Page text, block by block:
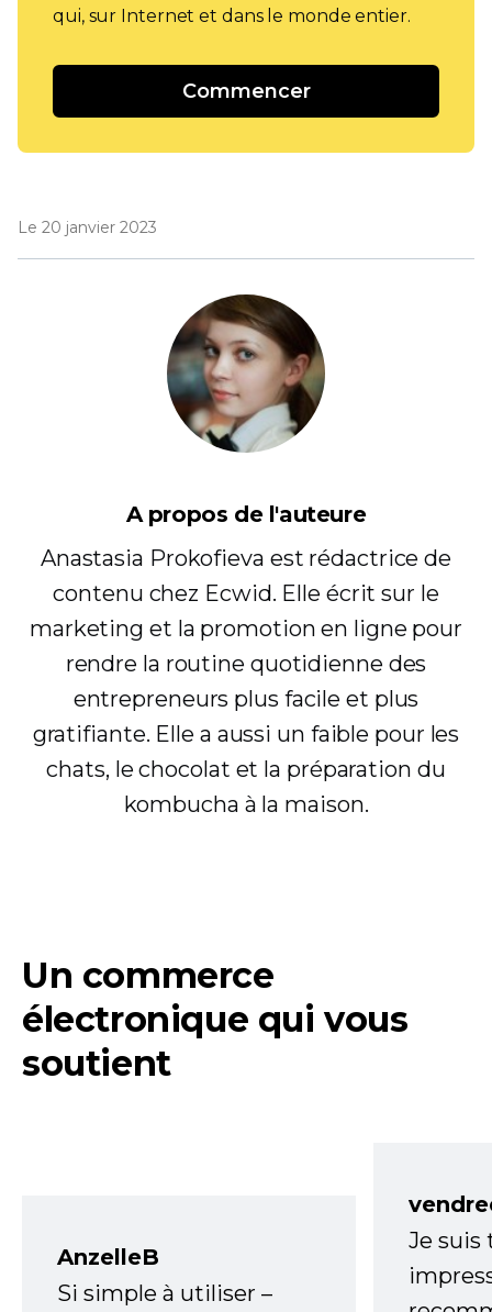
qui, sur Internet et dans le monde entier.
Commencer
Le 20 janvier 2023
A propos de l'auteure
Anastasia Prokofieva est rédactrice de
contenu chez Ecwid. Elle écrit sur le
marketing et la promotion en ligne pour
rendre la routine quotidienne des
entrepreneurs plus facile et plus
gratifiante. Elle a aussi un faible pour les
chats, le chocolat et la préparation du
kombucha à la maison.
Un commerce
électronique qui vous
soutient
AnzelleB
Si simple à utiliser –
Je